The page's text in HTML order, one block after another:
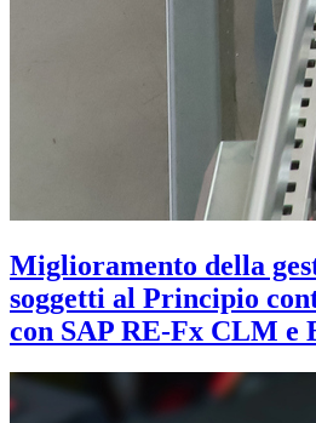
Miglioramento della
soggetti al Principio
con SAP RE-Fx CLM e